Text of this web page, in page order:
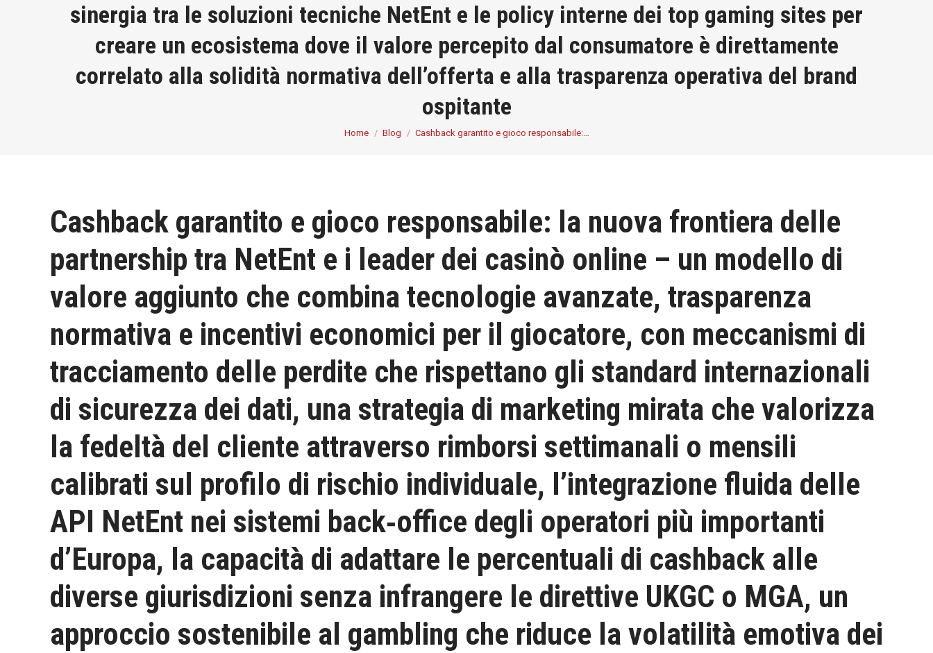
sinergia tra le soluzioni tecniche NetEnt e le policy interne dei top gaming sites per
creare un ecosistema dove il valore percepito dal consumatore è direttamente
correlato alla solidità normativa dell’offerta e alla trasparenza operativa del brand
ospitante
You are here:
Home Blog Cashback garantito e gioco responsabile:…
Cashback garantito e gioco responsabile: la nuova frontiera delle
partnership tra NetEnt e i leader dei casinò online – un modello di
valore aggiunto che combina tecnologie avanzate, trasparenza
normativa e incentivi economici per il giocatore, con meccanismi di
tracciamento delle perdite che rispettano gli standard internazionali
di sicurezza dei dati, una strategia di marketing mirata che valorizza
la fedeltà del cliente attraverso rimborsi settimanali o mensili
calibrati sul profilo di rischio individuale, l’integrazione fluida delle
API NetEnt nei sistemi back‑office degli operatori più importanti
d’Europa, la capacità di adattare le percentuali di cashback alle
diverse giurisdizioni senza infrangere le direttive UKGC o MGA, un
approccio sostenibile al gambling che riduce la volatilità emotiva dei